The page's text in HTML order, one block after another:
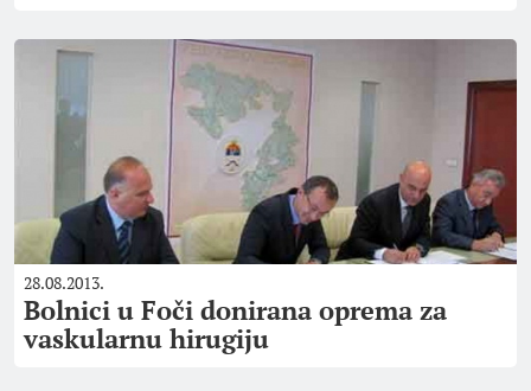
28.08.2013.
Bolnici u Foči donirana oprema za
vaskularnu hirugiju